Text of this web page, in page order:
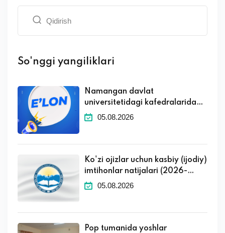
So'nggi yangiliklari
Namangan davlat
universitetidagi kafedralaridagi
boʻsh ish oʻrinlari toʻgʻrisida
05.08.2026
Ko'zi ojizlar uchun kasbiy (ijodiy)
imtihonlar natijalari (2026-
2027 o'quv yili)
05.08.2026
Pop tumanida yoshlar